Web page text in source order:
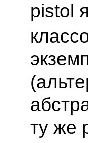
pistol
ту же